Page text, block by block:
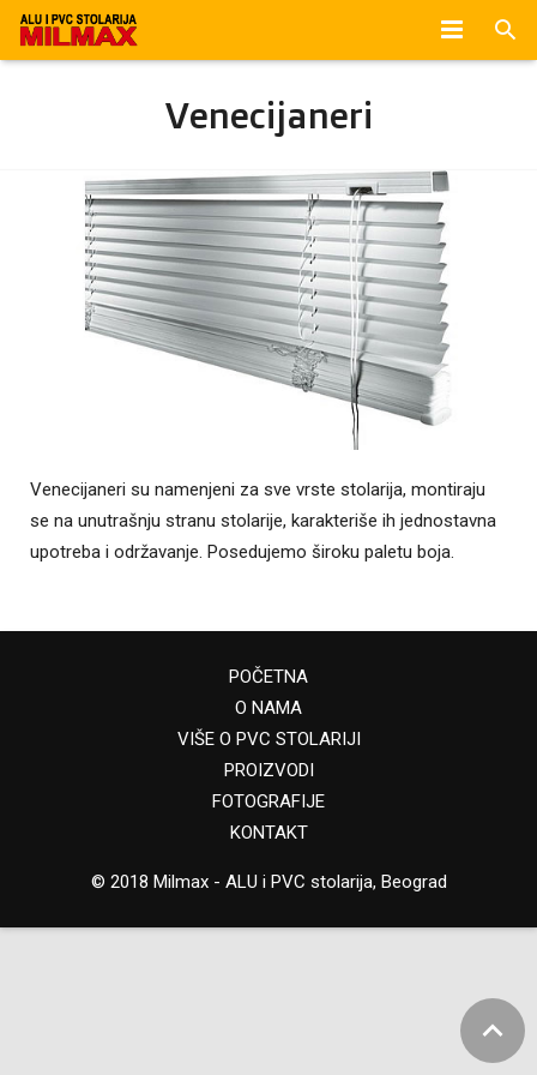
VIŠE O PVC STOLARIJI
PROIZVODI
FOTOGRAFIJE
Venecijaneri
Venecijaneri su namenjeni za sve vrste stolarija, montiraju
se na unutrašnju stranu stolarije, karakteriše ih jednostavna
upotreba i održavanje. Posedujemo široku paletu boja.
POČETNA
O NAMA
VIŠE O PVC STOLARIJI
PROIZVODI
FOTOGRAFIJE
KONTAKT
© 2018 Milmax - ALU i PVC stolarija, Beograd